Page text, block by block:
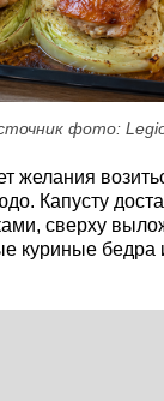
фото:
желания
Капусту
сверху
куриные бедра